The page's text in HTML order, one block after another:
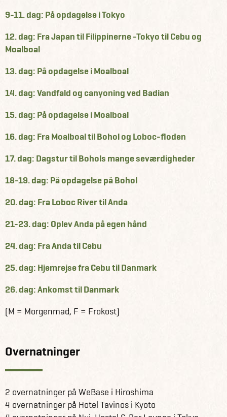
9-11. dag: På opdagelse i Tokyo
12. dag: Fra Japan til Filippinerne -Tokyo til Cebu og
Moalboal
13. dag: På opdagelse i Moalboal
14. dag: Vandfald og canyoning ved Badian
15. dag: På opdagelse i Moalboal
16. dag: Fra Moalboal til Bohol og Loboc-floden
17. dag: Dagstur til Bohols mange seværdigheder
18-19. dag: På opdagelse på Bohol
20. dag: Fra Loboc River til Anda
21-23. dag: Oplev Anda på egen hånd
24. dag: Fra Anda til Cebu
25. dag: Hjemrejse fra Cebu til Danmark
26. dag: Ankomst til Danmark
(M = Morgenmad, F = Frokost)
Overnatninger
2 overnatninger på WeBase i Hiroshima
4 overnatninger på Hotel Tavinos i Kyoto